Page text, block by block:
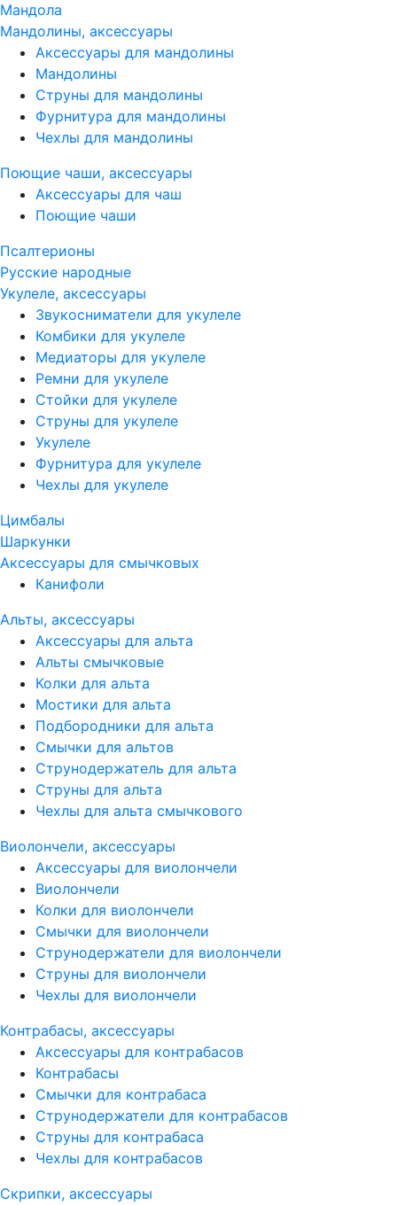
Мандола
Мандолины, аксессуары
Аксессуары для мандолины
Мандолины
Струны для мандолины
Фурнитура для мандолины
Чехлы для мандолины
Поющие чаши, аксессуары
Аксессуары для чаш
Поющие чаши
Псалтерионы
Русские народные
Укулеле, аксессуары
Звукосниматели для укулеле
Комбики для укулеле
Медиаторы для укулеле
Ремни для укулеле
Стойки для укулеле
Струны для укулеле
Укулеле
Фурнитура для укулеле
Чехлы для укулеле
Цимбалы
Шаркунки
Аксессуары для смычковых
Канифоли
Альты, аксессуары
Аксессуары для альта
Альты смычковые
Колки для альта
Мостики для альта
Подбородники для альта
Смычки для альтов
Струнодержатель для альта
Струны для альта
Чехлы для альта смычкового
Виолончели, аксессуары
Аксессуары для виолончели
Виолончели
Колки для виолончели
Смычки для виолончели
Струнодержатели для виолончели
Струны для виолончели
Чехлы для виолончели
Контрабасы, аксессуары
Аксессуары для контрабасов
Контрабасы
Смычки для контрабаса
Струнодержатели для контрабасов
Струны для контрабаса
Чехлы для контрабасов
Скрипки, аксессуары